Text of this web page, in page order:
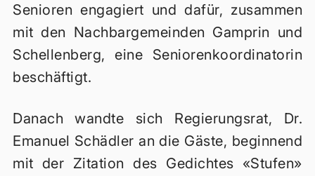
Senioren engagiert und dafür, zusammen
mit den Nachbargemeinden Gamprin und
Schellenberg, eine Seniorenkoordinatorin
beschäftigt.
Danach wandte sich Regierungsrat, Dr.
Emanuel Schädler an die Gäste, beginnend
mit der Zitation des Gedichtes «Stufen»